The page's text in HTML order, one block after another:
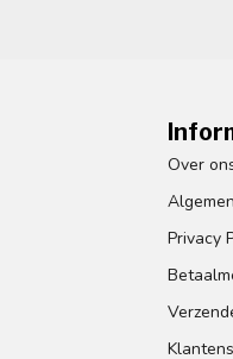
Over
Privacy